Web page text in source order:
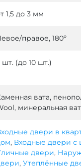
1,5 до 3 мм
правое, 180º
шт. (до 10 шт.)
вата,
минеральная
двери в
, Входные двери с
двери,
, Утеплённые